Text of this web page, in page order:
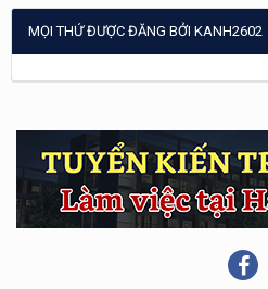
MỌI THỨ ĐƯỢC ĐĂNG BỞI KANH2602